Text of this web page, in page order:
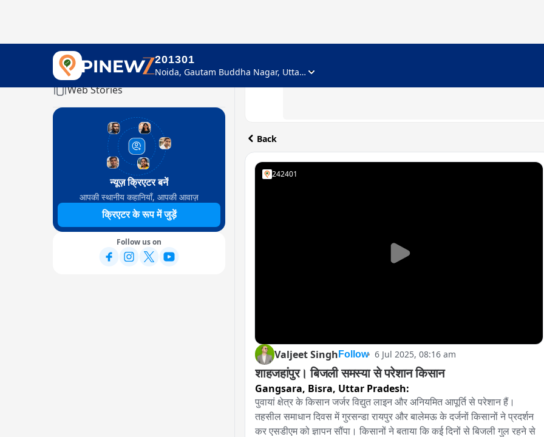
201301
Noida, Gautam Buddha Nagar, Uttar Pradesh
Home
Web Stories
न्यूज़ क्रिएटर बनें
आपकी स्थानीय कहानियाँ, आपकी आवाज़
क्रिएटर के रूप में जुड़ें
Follow us on
Back
242401
Valjeet Singh Follow 6 Jul 2025, 08:16 am
शाहजहांपुर। बिजली समस्या से परेशान किसान
Gangsara, Bisra, Uttar Pradesh:
पुवायां क्षेत्र के किसान जर्जर विद्युत लाइन और अनियमित आपूर्ति से परेशान हैं।
तहसील समाधान दिवस में गुरसन्डा रायपुर और बालेमऊ के दर्जनों किसानों ने प्रदर्शन
कर एसडीएम को ज्ञापन सौंपा। किसानों ने बताया कि कई दिनों से बिजली गुल रहने से